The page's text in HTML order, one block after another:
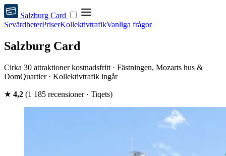
Salzburg Card
SevärdheterPriserKollektivtrafikVanliga frågor
Salzburg Card
Cirka 30 attraktioner kostnadsfritt · Fästningen, Mozarts hus &
DomQuartier · Kollektivtrafik ingår
★ 4,2 (1 185 recensioner · Tiqets)